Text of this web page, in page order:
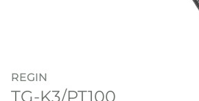
REGIN
TG-K3/PT100